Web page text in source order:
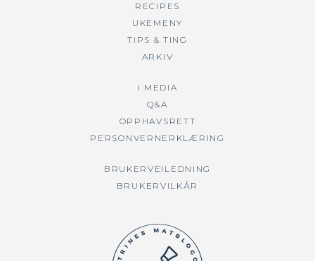
RECIPES
UKEMENY
TIPS & TING
ARKIV
I MEDIA
Q&A
OPPHAVSRETT
PERSONVERNERKLÆRING
BRUKERVEILEDNING
BRUKERVILKÅR